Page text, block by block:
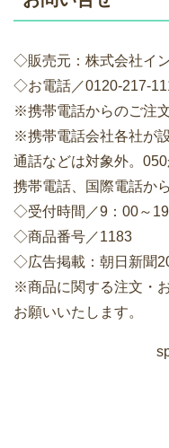
◇販売元：株式会社イ
◇お電話／0120-217-
※携帯電話からのご注
※携帯電話会社各社が
通話などは対象外。
携帯電話、国際電話か
◇受付時間／9：00～19
◇商品番号／1183
◇広告掲載：朝日新聞
※商品に関する注文・
お願いいたします。